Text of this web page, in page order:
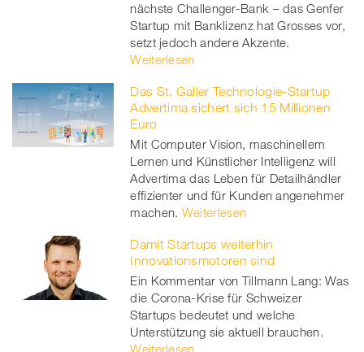
nächste Challenger-Bank – das Genfer
Startup mit Banklizenz hat Grosses vor,
setzt jedoch andere Akzente.
Weiterlesen
Das St. Galler Technologie-Startup
Advertima sichert sich 15 Millionen
Euro
Mit Computer Vision, maschinellem
Lernen und Künstlicher Intelligenz will
Advertima das Leben für Detailhändler
effizienter und für Kunden angenehmer
machen. Weiterlesen
Damit Startups weiterhin
Innovationsmotoren sind
Ein Kommentar von Tillmann Lang: Was
die Corona-Krise für Schweizer
Startups bedeutet und welche
Unterstützung sie aktuell brauchen.
Weiterlesen